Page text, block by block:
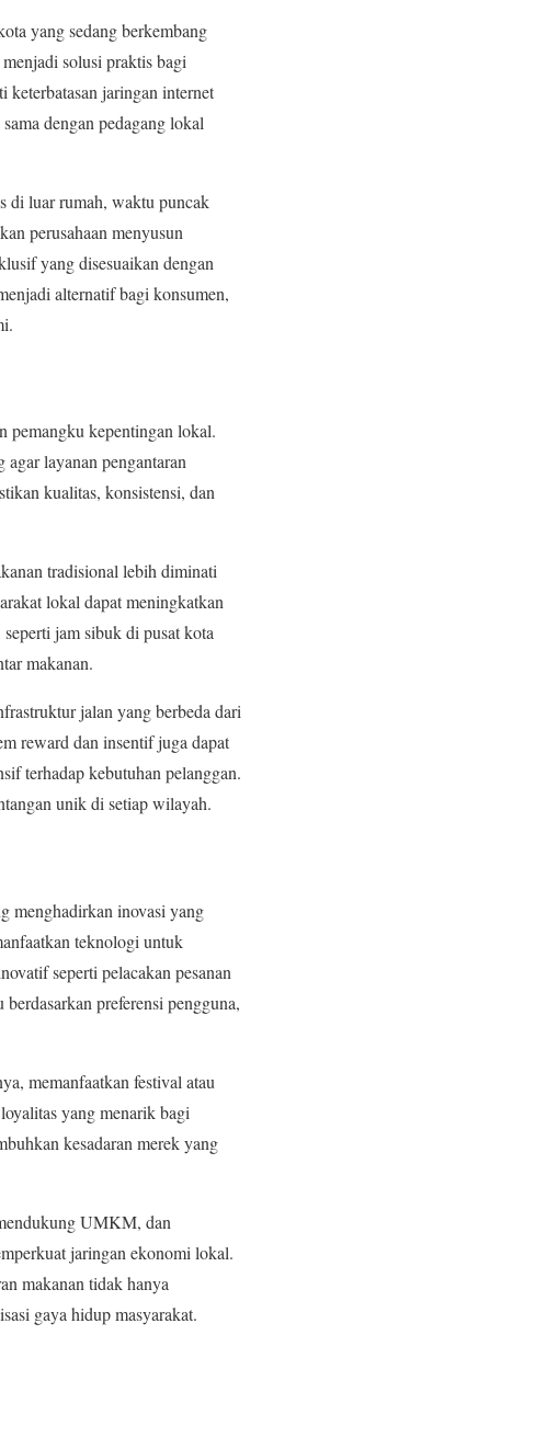
yang sedang berkembang
solusi praktis bagi
keterbatasan jaringan internet
dengan pedagang lokal
di luar rumah, waktu puncak
perusahaan menyusun
yang disesuaikan dengan
alternatif bagi konsumen,
pemangku kepentingan lokal.
layanan pengantaran
kualitas, konsistensi, dan
tradisional lebih diminati
lokal dapat meningkatkan
jam sibuk di pusat kota
makanan.
jalan yang berbeda dari
reward dan insentif juga dapat
terhadap kebutuhan pelanggan.
unik di setiap wilayah.
menghadirkan inovasi yang
teknologi untuk
seperti pelacakan pesanan
preferensi pengguna,
memanfaatkan festival atau
yang menarik bagi
kesadaran merek yang
UMKM, dan
jaringan ekonomi lokal.
makanan tidak hanya
gaya hidup masyarakat.